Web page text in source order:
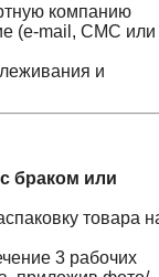
компанию
(e-mail, СМС или
и
браком или
товара
3 рабочих